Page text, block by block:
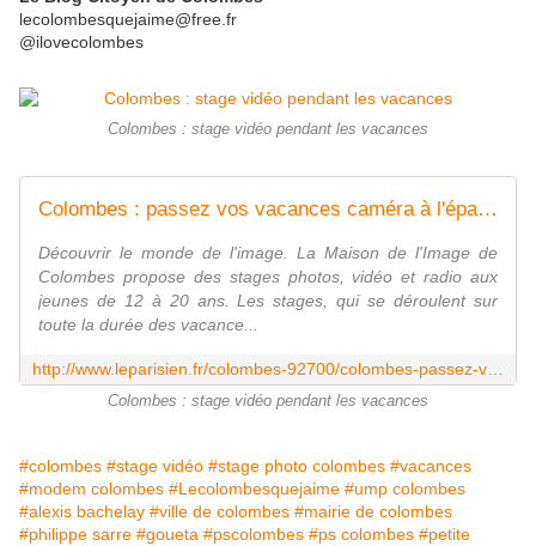
lecolombesquejaime@free.fr
@ilovecolombes
Colombes : stage vidéo pendant les vacances
Colombes : passez vos vacances caméra à l'épaule
Découvrir le monde de l'image. La Maison de l'Image de
Colombes propose des stages photos, vidéo et radio aux
jeunes de 12 à 20 ans. Les stages, qui se déroulent sur
toute la durée des vacance...
Colombes : stage vidéo pendant les vacances
#colombes #stage vidéo #stage photo colombes #vacances
#modem colombes #Lecolombesquejaime #ump colombes
#alexis bachelay #ville de colombes #mairie de colombes
#philippe sarre #goueta #pscolombes #ps colombes #petite